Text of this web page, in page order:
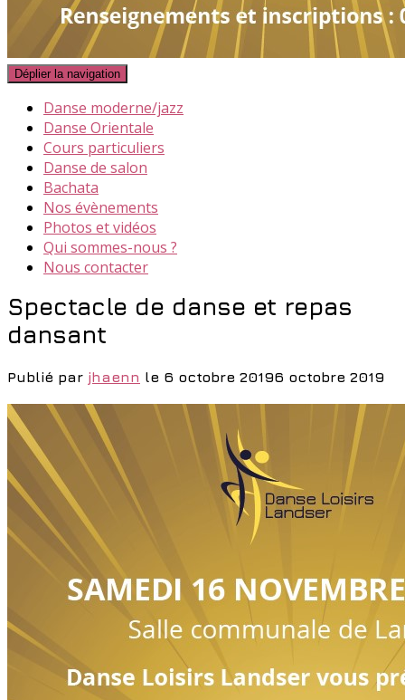
Déplier la navigation
Danse moderne/jazz
Danse Orientale
Cours particuliers
Danse de salon
Bachata
Nos évènements
Photos et vidéos
Qui sommes-nous ?
Nous contacter
Spectacle de danse et repas
dansant
Publié par jhaenn le 6 octobre 20196 octobre 2019